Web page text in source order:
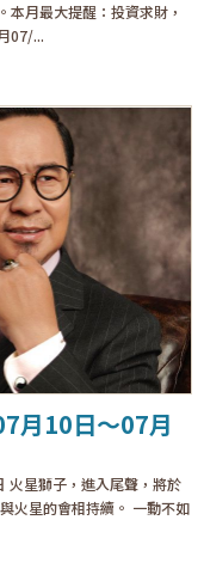
月最大提醒：投資求財，
07/...
月10日～07月
火星獅子，進入尾聲，將於
火星的會相持續。 一動不如